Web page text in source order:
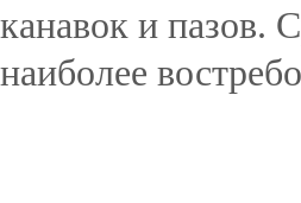
канавок и пазов.
наиболее